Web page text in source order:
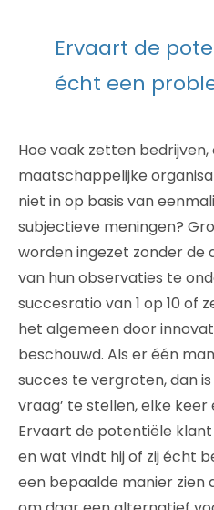
Ervaart de
écht een
Hoe vaak zetten
maatschappelijke
niet in op basis van
subjectieve meningen?
worden ingezet zonder
van hun observaties te
succesratio van 1 op 10 of
het algemeen door
beschouwd. Als er één
succes te vergroten, dan
vraag’ te stellen, elke
Ervaart de potentiële
en wat vindt hij of zij écht
een bepaalde manier zien